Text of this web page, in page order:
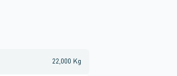
22,000 Kg